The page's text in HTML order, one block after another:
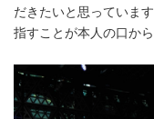
だきたいと思っていま
指すことが本人の口か